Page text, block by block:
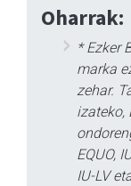
Oharrak:
* Ezker
marka
zehar.
izateko,
EQUO,
IU-LV